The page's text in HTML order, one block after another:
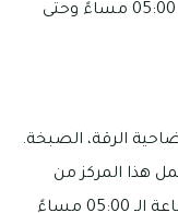
12:00 طهرًا، وأيضًا من الساعة الـ 05:00 مساءً وحتى
الرقة، الصبخة.
هذا المركز من
الساعة الـ 09:00 صباحًا وحتى الساعة الـ 05:00 مساءً